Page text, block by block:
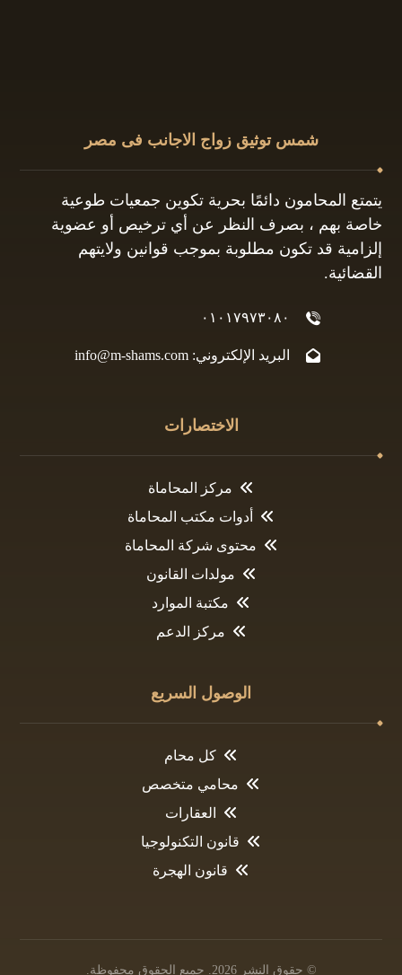
شمس توثيق زواج الاجانب فى مصر
يتمتع المحامون دائمًا بحرية تكوين جمعيات طوعية
خاصة بهم ، بصرف النظر عن أي ترخيص أو عضوية
إلزامية قد تكون مطلوبة بموجب قوانين ولايتهم
القضائية.
٠١٠١٧٩٧٣٠٨٠
البريد الإلكتروني: info@m-shams.com
الاختصارات
مركز المحاماة
أدوات مكتب المحاماة
محتوى شركة المحاماة
مولدات القانون
مكتبة الموارد
مركز الدعم
الوصول السريع
كل محام
محامي متخصص
العقارات
قانون التكنولوجيا
قانون الهجرة
© حقوق النشر 2026. جميع الحقوق محفوظة.